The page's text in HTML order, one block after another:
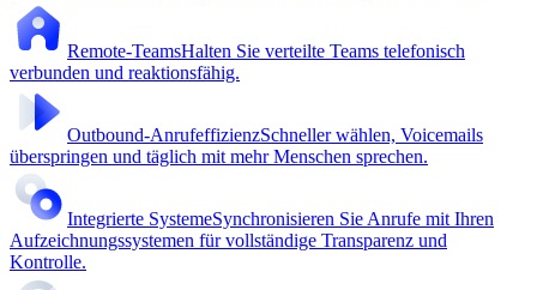
Remote-TeamsHalten Sie verteilte Teams telefonisch
verbunden und reaktionsfähig.
Outbound-AnrufeffizienzSchneller wählen, Voicemails
überspringen und täglich mit mehr Menschen sprechen.
Integrierte SystemeSynchronisieren Sie Anrufe mit Ihren
Aufzeichnungssystemen für vollständige Transparenz und
Kontrolle.